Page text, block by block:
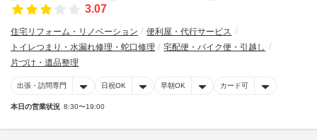
3.07
住宅リフォーム・リノベーション
便利屋・代行サービス
トイレつまり・水漏れ修理・蛇口修理
宅配便・バイク便・引越し
片づけ・遺品整理
出張・訪問専門 日祝OK 早朝OK カード可
本日の営業状況 8:30〜19:00